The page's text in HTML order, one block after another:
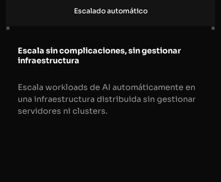
Escalado automático
Escala sin complicaciones, sin gestionar
infraestructura
Escala workloads de AI automáticamente en
una infraestructura distribuida sin gestionar
servidores ni clusters.